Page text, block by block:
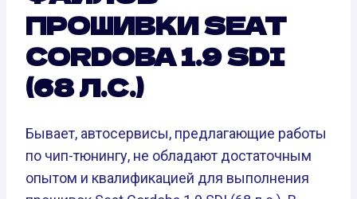
ПРОШИВКИ SEAT
CORDOBA 1.9 SDI
(68 Л.С.)
Бывает, автосервисы, предлагающие работы
по чип-тюнингу, не обладают достаточным
опытом и квалификацией для выполнения